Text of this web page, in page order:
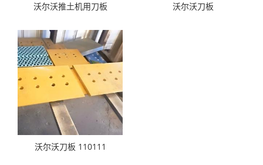
沃尔沃推土机用刀板 沃尔沃刀板
沃尔沃刀板 110111